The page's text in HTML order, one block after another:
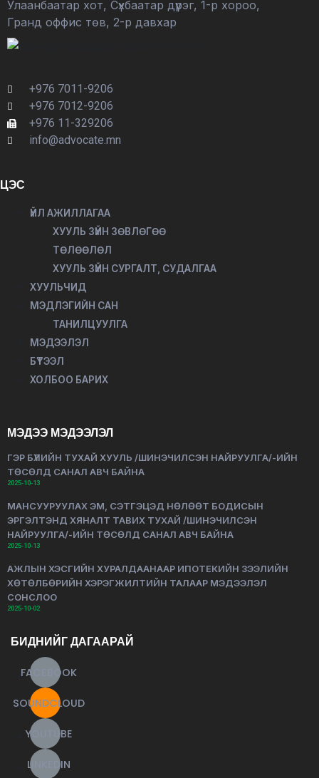
Улаанбаатар хот, Сүхбаатар дүүрэг, 1-р хороо,
Гранд оффис төв, 2-р давхар
+976 7011-9206
+976 7012-9206
+976 11-329206
info@advocate.mn
ЦЭС
ҮЙЛ АЖИЛЛАГАА
ХУУЛЬ ЗҮЙН ЗӨВЛӨГӨӨ
ТӨЛӨӨЛӨЛ
ХУУЛЬ ЗҮЙН СУРГАЛТ, СУДАЛГАА
ХУУЛЬЧИД
МЭДЛЭГИЙН САН
ТАНИЛЦУУЛГА
МЭДЭЭЛЭЛ
БҮТЭЭЛ
ХОЛБОО БАРИХ
МЭДЭЭ МЭДЭЭЛЭЛ
ГЭР БҮЛИЙН ТУХАЙ ХУУЛЬ /ШИНЭЧИЛСЭН НАЙРУУЛГА/-ИЙН
ТӨСӨЛД САНАЛ АВЧ БАЙНА
2025-10-13
МАНСУУРУУЛАХ ЭМ, СЭТГЭЦЭД НӨЛӨӨТ БОДИСЫН
ЭРГЭЛТЭНД ХЯНАЛТ ТАВИХ ТУХАЙ /ШИНЭЧИЛСЭН
НАЙРУУЛГА/-ИЙН ТӨСӨЛД САНАЛ АВЧ БАЙНА
2025-10-13
АЖЛЫН ХЭСГИЙН ХУРАЛДААНААР ИПОТЕКИЙН ЗЭЭЛИЙН
ХӨТӨЛБӨРИЙН ХЭРЭГЖИЛТИЙН ТАЛААР МЭДЭЭЛЭЛ
СОНСЛОО
2025-10-02
БИДНИЙГ ДАГААРАЙ
FACEBOOK
SOUNDCLOUD
YOUTUBE
LINKEDIN